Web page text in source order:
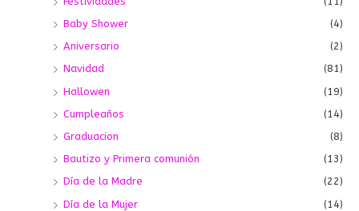
Baby Shower
(4)
Aniversario
(2)
Navidad
(81)
Hallowen
(19)
Cumpleaños
(14)
Graduacion
(8)
Bautizo y Primera comunión
(13)
Día de la Madre
(22)
Día de la Mujer
(14)